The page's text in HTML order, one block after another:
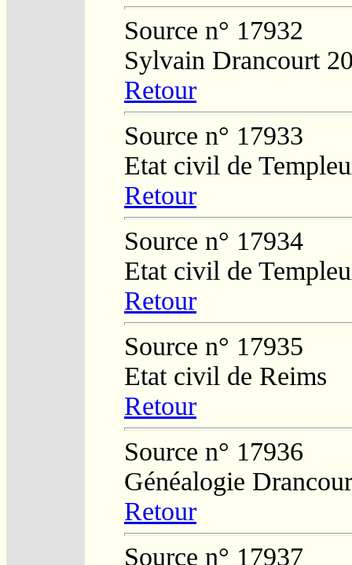
Source n° 17932
Sylvain Drancourt
Retour
Source n° 17933
Etat civil de
Retour
Source n° 17934
Etat civil de
Retour
Source n° 17935
Etat civil de Reims
Retour
Source n° 17936
Généalogie
Retour
Source n° 17937